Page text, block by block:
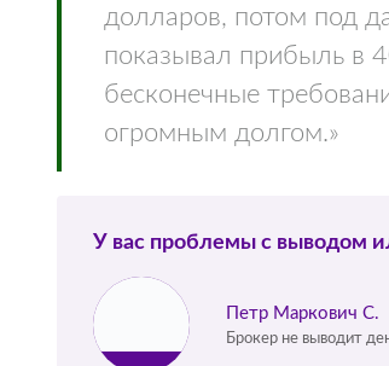
долларов, потом под
показывал прибыль в
бесконечные
огромным долгом.»
У вас проблемы с выводом
Петр Маркович С.
Брокер не выводит